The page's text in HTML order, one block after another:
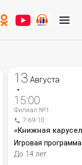
13 Августа
•
15:00
Филиал №1
7-69-10
«Книжная
Игровая
До 14 лет.